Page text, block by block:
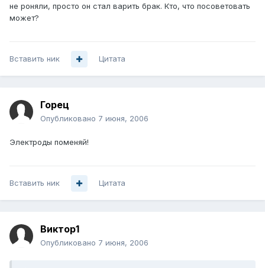
не роняли, просто он стал варить брак. Кто, что посоветовать
может?
Вставить ник Цитата
Горец
Опубликовано 7 июня, 2006
Электроды поменяй!
Вставить ник Цитата
Виктор1
Опубликовано 7 июня, 2006